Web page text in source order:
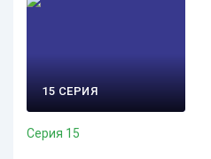
15 СЕРИЯ
Серия 15